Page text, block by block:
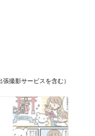
撮影サービスを含む）